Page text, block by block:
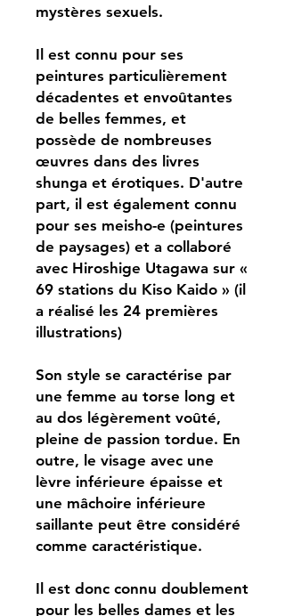
mystères sexuels.
Il est connu pour ses
peintures particulièrement
décadentes et envoûtantes
de belles femmes, et
possède de nombreuses
œuvres dans des livres
shunga et érotiques. D'autre
part, il est également connu
pour ses meisho-e (peintures
de paysages) et a collaboré
avec Hiroshige Utagawa sur «
69 stations du Kiso Kaido » (il
a réalisé les 24 premières
illustrations)
Son style se caractérise par
une femme au torse long et
au dos légèrement voûté,
pleine de passion tordue. En
outre, le visage avec une
lèvre inférieure épaisse et
une mâchoire inférieure
saillante peut être considéré
comme caractéristique.
Il est donc connu doublement
pour les belles dames et les